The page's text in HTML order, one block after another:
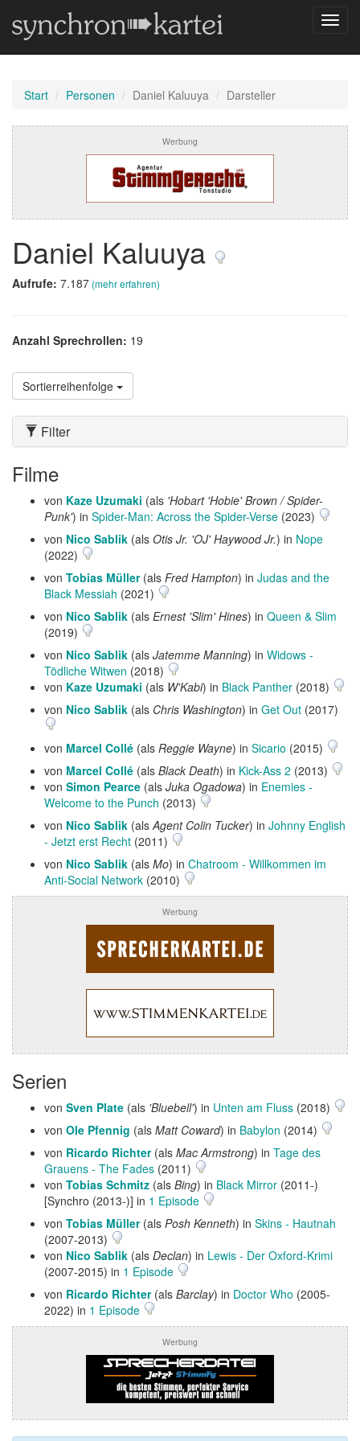
Start Personen Daniel Kaluuya Darsteller
Werbung
Daniel Kaluuya
Aufrufe: 7.187(mehr erfahren)
Anzahl Sprechrollen: 19
Sortierreihenfolge
Filter
Filme
von Kaze Uzumaki (als 'Hobart 'Hobie' Brown / Spider-
Punk') in Spider-Man: Across the Spider-Verse (2023)
von Nico Sablik (als Otis Jr. 'OJ' Haywood Jr.) in Nope
(2022)
von Tobias Müller(als Fred Hampton) in Judas and the
Black Messiah (2021)
von Nico Sablik (als Ernest 'Slim' Hines) in Queen & Slim
(2019)
von Nico Sablik (als Jatemme Manning) in Widows -
Tödliche Witwen (2018)
von Kaze Uzumaki (als W'Kabi) in Black Panther (2018)
von Nico Sablik (als Chris Washington) in Get Out (2017)
von Marcel Collé (als Reggie Wayne) in Sicario (2015)
von Marcel Collé (als Black Death) in Kick-Ass 2 (2013)
von Simon Pearce (als Juka Ogadowa) in Enemies -
Welcome to the Punch (2013)
von Nico Sablik (alsAgent Colin Tucker) in Johnny English
- Jetzt erst Recht (2011)
von Nico Sablik (als Mo) in Chatroom - Willkommen im
Anti-Social Network (2010)
Werbung
Serien
von Sven Plate (als 'Bluebell') in Unten am Fluss (2018)
von Ole Pfennig (als Matt Coward) in Babylon (2014)
von Ricardo Richter(als Mac Armstrong) in Tage des
Grauens - The Fades (2011)
von Tobias Schmitz (als Bing) in Black Mirror (2011-)
[Synchro (2013-)] in 1 Episode
von Tobias Müller(als Posh Kenneth) in Skins - Hautnah
(2007-2013)
von Nico Sablik (als Declan) in Lewis - Der Oxford-Krimi
(2007-2015) in 1 Episode
von Ricardo Richter(als Barclay) in Doctor Who (2005-
2022) in 1 Episode
Werbung